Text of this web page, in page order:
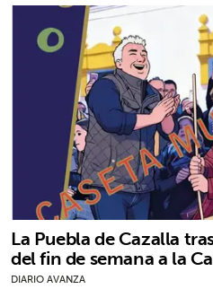
La Puebla de Cazalla
del fin de semana a la
DIARIO AVANZA